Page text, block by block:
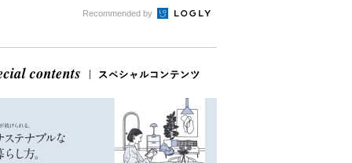
Recommended by